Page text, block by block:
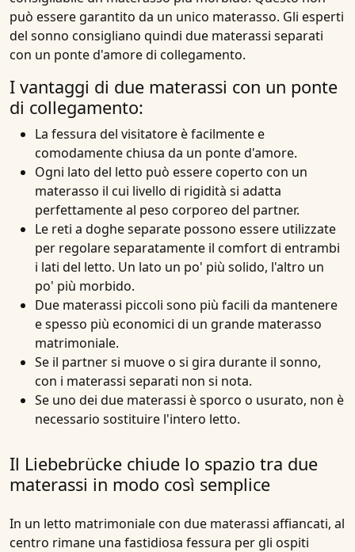
può essere garantito da un unico materasso. Gli esperti
del sonno consigliano quindi due materassi separati
con un ponte d'amore di collegamento.
I vantaggi di due materassi con un ponte
di collegamento:
La fessura del visitatore è facilmente e
comodamente chiusa da un ponte d'amore.
Ogni lato del letto può essere coperto con un
materasso il cui livello di rigidità si adatta
perfettamente al peso corporeo del partner.
Le reti a doghe separate possono essere utilizzate
per regolare separatamente il comfort di entrambi
i lati del letto. Un lato un po' più solido, l'altro un
po' più morbido.
Due materassi piccoli sono più facili da mantenere
e spesso più economici di un grande materasso
matrimoniale.
Se il partner si muove o si gira durante il sonno,
con i materassi separati non si nota.
Se uno dei due materassi è sporco o usurato, non è
necessario sostituire l'intero letto.
Il Liebebrücke chiude lo spazio tra due
materassi in modo così semplice
In un letto matrimoniale con due materassi affiancati, al
centro rimane una fastidiosa fessura per gli ospiti